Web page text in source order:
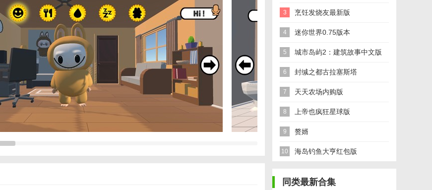
3 烹饪发烧友最新版
4 迷你世界0.75版本
5 城市岛屿2：建筑故事中文版
6 封缄之都古拉塞斯塔
7 天天农场内购版
8 上帝也疯狂星球版
9 赘婿
10 海岛钓鱼大亨红包版
同类最新合集